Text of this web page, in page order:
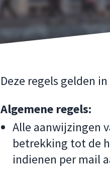
Deze regels gelden
Algemene regels:
Alle aanwijzingen
betrekking tot de
indienen per mail